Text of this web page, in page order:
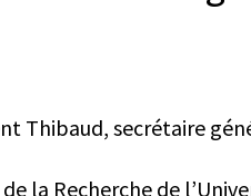
Thibaud, secrétaire
la Recherche de